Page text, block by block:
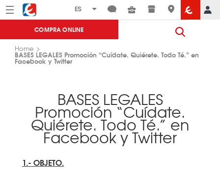
Menú Eroski
COMPRA ONLINE
Home
BASES LEGALES Promoción “Cuídate. Quiérete. Todo Té.” en
Facebook y Twitter
BASES LEGALES
Promoción “Cuídate.
Quiérete. Todo Té.” en
Facebook y Twitter
1.- OBJETO.